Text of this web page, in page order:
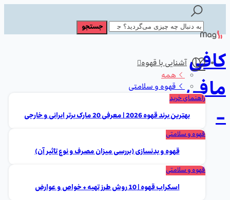
کافی
مافی
-
آشنایی با قهوه
همه
قهوه و سلامتی
راهنمای خرید
بهترین برند قهوه 2026 | معرفی 20 مارک برتر ایرانی و خارجی
قهوه و سلامتی
قهوه و بدنسازی (بررسی میزان مصرف و نوع تاثیر آن)
قهوه و سلامتی
اسکراب قهوه | 10 روش طرز تهیه + خواص و عوارض